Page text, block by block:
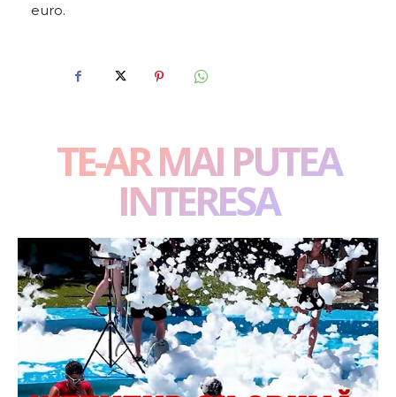
euro.
TE-AR MAI PUTEA
INTERESA